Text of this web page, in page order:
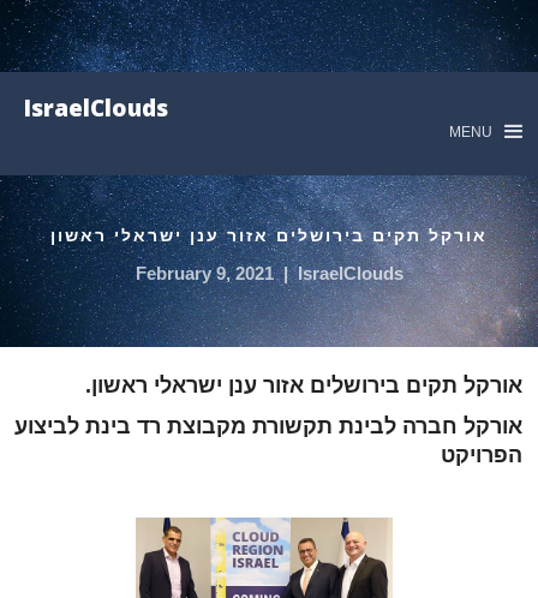
IsraelClouds
MENU
אורקל תקים בירושלים אזור ענן ישראלי ראשון
IsraelClouds
|
February 9, 2021
אורקל תקים בירושלים אזור ענן ישראלי ראשון.
אורקל חברה לבינת תקשורת מקבוצת רד בינת לביצוע
הפרויקט